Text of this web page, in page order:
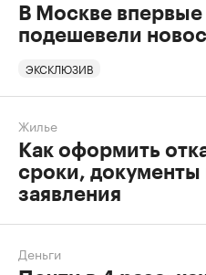
В Москве впервые
подешевели
ЭКСКЛЮЗИВ
Жилье
Как оформить
сроки, документы
заявления
Деньги